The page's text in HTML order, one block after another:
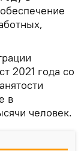
2021 года со
в
человек.